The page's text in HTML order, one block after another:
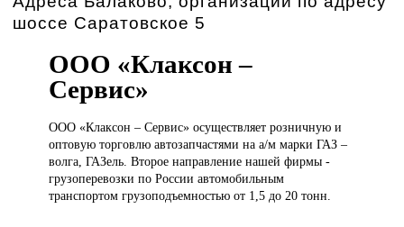
шоссе Саратовское 5
ООО «Клаксон –
Сервис»
ООО «Клаксон– Сервис» осуществляет розничную и
оптовую торговлю автозапчастями на а/м марки ГАЗ –
волга, ГАЗель. Второе направление нашей фирмы -
грузоперевозки по России автомобильным
транспортом грузоподъемностью от 1,5 до 20 тонн.